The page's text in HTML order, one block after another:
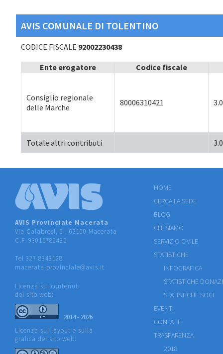
AVIS COMUNALE DI TOLENTINO
CODICE FISCALE 92002230438
Ente erogatore Codice fiscale
Consiglio regionale
delle Marche
80006310421
Totale altri contributi
AVIS Provinciale Macerata
Via Calabresi, 5 - 62100 Macerata
C.F. 93015780435
Tel 327 8343128
macerata.provinciale@avis.it
Licenza sui contenuti
del sito web:
2014 - 2026
Licenza sul layout e sulla
grafica del sito web:
HOME
CERCA LA SEDE
BLOG
CHI SIAMO
SERVIZIO CIVILE
STATISTICHE
INFOGRAFICA
STATISTICHE
STATISTICHE SOCI
EVENTI
CONTATTI
TRASPARENZA
2018